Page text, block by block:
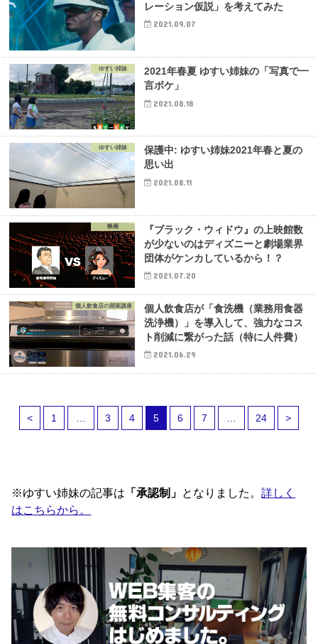
レーション仮説」を考えてみた
2021.09.07
ゆすい姉妹
2021年春夏 ゆすい姉妹の「写真で一
言ボケ」
2021.08.18
ゆすい姉妹
保護中: ゆすい姉妹2021年春と夏の
思い出
2021.08.11
映画
『ブラック・ウィドウ』の上映館数
が少ないのはディズニーと劇場業界
団体がケンカしているから！？
2021.07.20
個人飲食店の開業講座
個人飲食店が「食洗機（業務用食器
洗浄機）」を導入して、強力なコス
ト削減に繋がった話（特に人件費）
2021.06.29
< 1 … 3 4 5 6 7 … 24 >
※ゆすい姉妹の記事は 「承認制」 となりました。詳しく
はこちらから。